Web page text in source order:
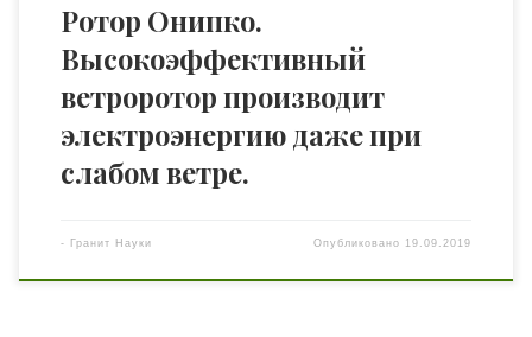
Ротор Онипко.
Высокоэффективный
ветроротор производит
электроэнергию даже при
слабом ветре.
- Гранит Науки Опубликовано 19.09.2019